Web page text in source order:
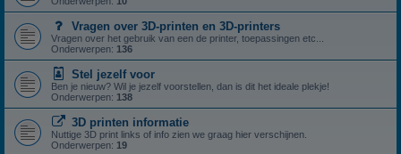
Vragen over 3D-printen en 3D-printers
Vragen over het gebruik van een de printer, toepassingen etc...
Onderwerpen: 136
Stel jezelf voor
Ben je nieuw? Wil je jezelf voorstellen, dan is dit het ideale plekje!
Onderwerpen: 138
3D printen informatie
Nuttige 3D print links of info zien we graag hier verschijnen.
Onderwerpen: 19